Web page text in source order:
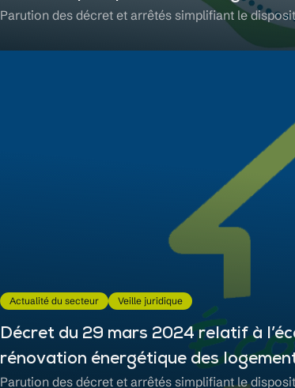
Parution des décret et arrêtés simplifiant le
Actualité du secteur Veille juridique
Décret du 29 mars 2024 relatif à
rénovation énergétique des
Parution des décret et arrêtés simplifiant le